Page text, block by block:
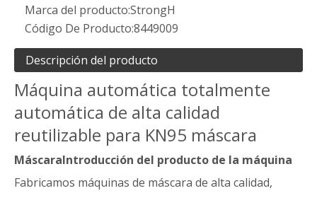
Marca del producto:StrongH
Código De Producto:8449009
Descripción del producto
Máquina automática totalmente
automática de alta calidad
reutilizable para KN95 máscara
MáscaraIntroducción del producto de la máquina
Fabricamos máquinas de máscara de alta calidad,